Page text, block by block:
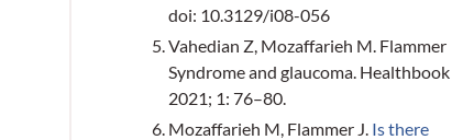
doi: 10.3129/i08-056
Vahedian Z, Mozaffarieh M. Flammer
Syndrome and glaucoma. Healthbook
2021; 1: 76–80.
Mozaffarieh M, Flammer J. Is there